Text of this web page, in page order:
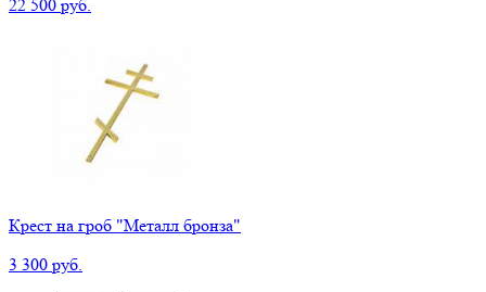
22 500 руб.
Крест на гроб "Металл бронза"
3 300 руб.